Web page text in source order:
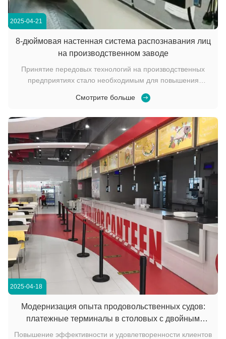
2025-04-21
8-дюймовая настенная система распознавания лиц
на производственном заводе
Принятие передовых технологий на производственных
предприятиях стало необходимым для повышения
тематическом исследовании описывается успешное
распознавания лиц на средних производственных
предприятиях.Система была ра...
Смотрите больше
2025-04-18
Модернизация опыта продовольственных судов:
платежные терминалы в столовых с двойным
Повышение эффективности и удовлетворенности клиентов